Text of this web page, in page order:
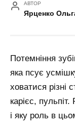
АВТОР
Ярценко
Потемніння
яка псує
ховатися різні
карієс,
і яку роль в